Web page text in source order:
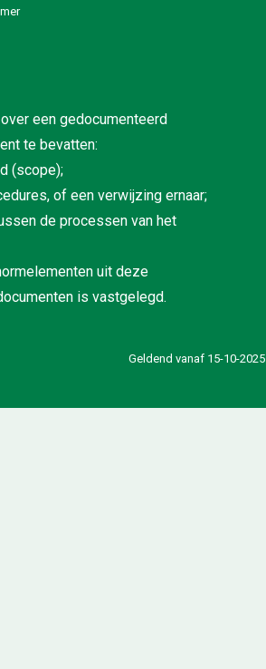
een gedocumenteerd
te bevatten:
(scope);
of een verwijzing ernaar;
de processen van het
uit deze
is vastgelegd.
Geldend vanaf 15-10-2025